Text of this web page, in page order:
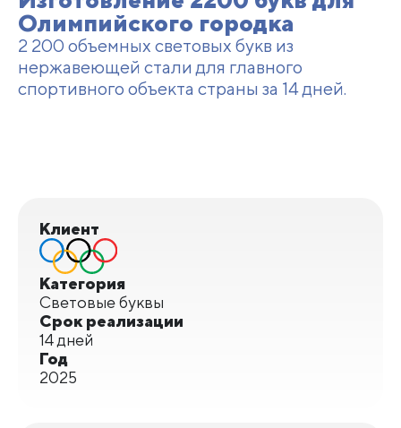
Олимпийского городка
2 200 объемных световых букв из
нержавеющей стали для главного
спортивного объекта страны за 14 дней.
Клиент
Категория
Световые буквы
Срок реализации
14 дней
Год
2025